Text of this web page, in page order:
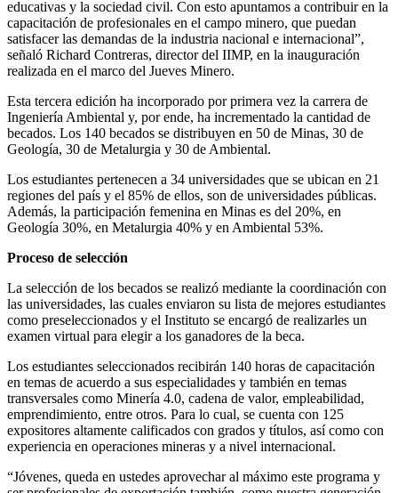
educativas y la sociedad civil. Con esto apuntamos a contribuir en la
capacitación de profesionales en el campo minero, que puedan
satisfacer las demandas de la industria nacional e internacional”,
señaló Richard Contreras, director del IIMP, en la inauguración
realizada en el marco del Jueves Minero.
Esta tercera edición ha incorporado por primera vez la carrera de
Ingeniería Ambiental y, por ende, ha incrementado la cantidad de
becados. Los 140 becados se distribuyen en 50 de Minas, 30 de
Geología, 30 de Metalurgia y 30 de Ambiental.
Los estudiantes pertenecen a 34 universidades que se ubican en 21
regiones del país y el 85% de ellos, son de universidades públicas.
Además, la participación femenina en Minas es del 20%, en
Geología 30%, en Metalurgia 40% y en Ambiental 53%.
Proceso de selección
La selección de los becados se realizó mediante la coordinación con
las universidades, las cuales enviaron su lista de mejores estudiantes
como preseleccionados y el Instituto se encargó de realizarles un
examen virtual para elegir a los ganadores de la beca.
Los estudiantes seleccionados recibirán 140 horas de capacitación
en temas de acuerdo a sus especialidades y también en temas
transversales como Minería 4.0, cadena de valor, empleabilidad,
emprendimiento, entre otros. Para lo cual, se cuenta con 125
expositores altamente calificados con grados y títulos, así como con
experiencia en operaciones mineras y a nivel internacional.
“Jóvenes, queda en ustedes aprovechar al máximo este programa y